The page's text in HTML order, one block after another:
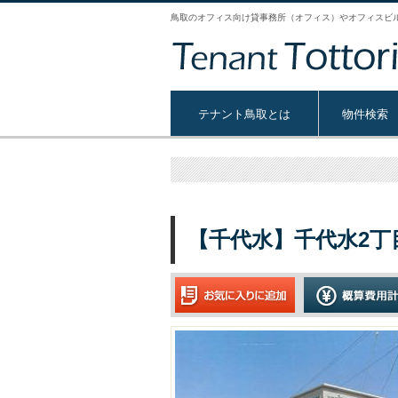
鳥取のオフィス向け貸事務所（オフィス）やオフィス
テナント鳥取とは 物件検索
【千代水】千代水2